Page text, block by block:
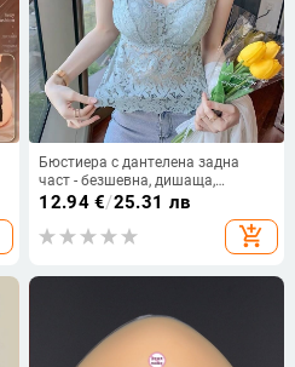
Бюстиера с дантелена задна
част - безшевна, дишаща,
найлонова материя, дължина до
талията, съдържание 70-80%
найлон
12.94€/25.31 лв
add_shopping_cart